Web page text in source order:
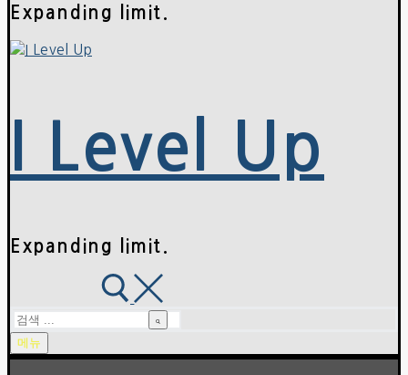
Expanding limit.
I Level Up
Expanding limit.
검
색
:
메뉴